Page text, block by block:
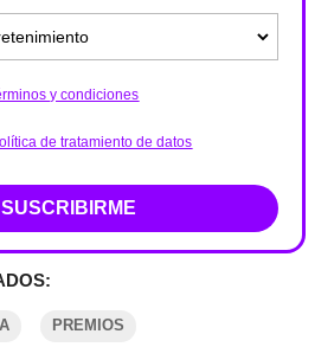
y condiciones
de tratamiento de datos
SUSCRIBIRME
PREMIOS